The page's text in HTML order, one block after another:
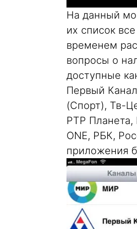
На данный
их список
временем
вопросы о
доступные
Первый
(Спорт), Тв-
РТР Планета,
ONE, РБК,
приложения